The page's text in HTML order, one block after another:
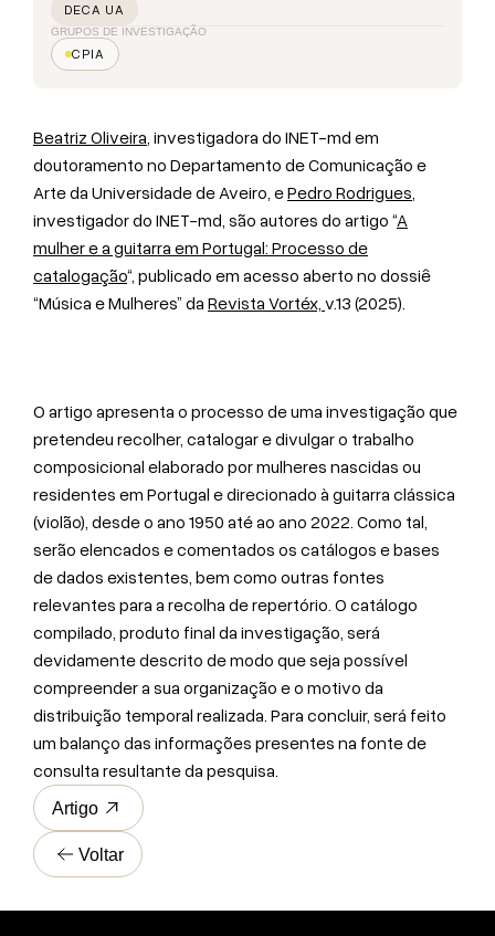
DECA UA
GRUPOS DE INVESTIGAÇÃO
CPIA
Beatriz Oliveira, investigadora do INET-md em
doutoramento no Departamento de Comunicação e
Arte da Universidade de Aveiro, ePedro Rodrigues,
investigador do INET-md, são autores do artigo “A
mulher e a guitarra em Portugal: Processo de
catalogação“, publicado em acesso aberto no dossiê
“Música e Mulheres” da Revista Vortéx, v.13 (2025).
O artigo apresenta o processo de uma investigação que
pretendeu recolher, catalogar e divulgar o trabalho
composicional elaborado por mulheres nascidas ou
residentes em Portugal e direcionado à guitarra clássica
(violão), desde o ano 1950 até ao ano 2022. Como tal,
serão elencados e comentados os catálogos e bases
de dados existentes, bem como outras fontes
relevantes para a recolha de repertório. O catálogo
compilado, produto final da investigação, será
devidamente descrito de modo que seja possível
compreender a sua organização e o motivo da
distribuição temporal realizada. Para concluir, será feito
um balanço das informações presentes na fonte de
consulta resultante da pesquisa.
Artigo
Voltar